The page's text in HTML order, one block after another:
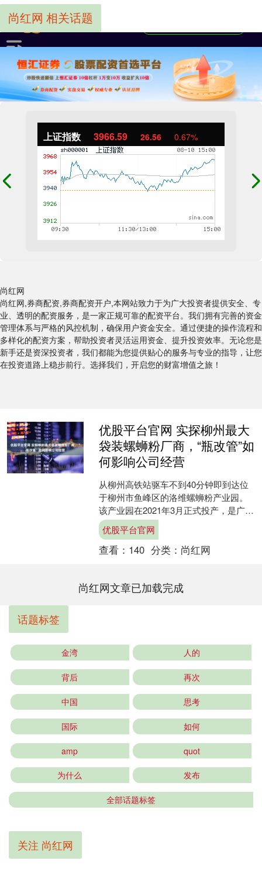
上证指数 3966.59 26.56 0.67%
尚红网
尚红网,券商配资,券商配资开户,本网站致力于为广大投资者提供安全、专
业、透明的配资服务，是一家正规可靠的配资平台。我们拥有完善的资金
管理体系与严格的风控机制，确保用户资金安全。通过便捷的操作流程和
多样化的配资方案，帮助投资者灵活运用资金、提升投资效率。无论您是
新手还是资深投资者，我们都能为您提供贴心的服务与专业的指导，让您
在投资道路上稳步前行。选择我们，开启您的财富增值之旅！
尚红网 相关话题
优股平台官网 实探柳州最大
袋装螺蛳粉厂商，“瓶改管”如
何影响公司经营
从柳州高铁站驱车不到40分钟即到达位
于柳州市鱼峰区的洛维螺蛳粉产业园。
该产业园在2021年3月正式投产，是广西
食品工业发展史上第一家大型袋装螺蛳
粉专业生产加工园....
优股平台官网
查看： 140 分类： 尚红网
尚红网文章已加载完成
话题标签
金湾 人的
背后 再次
中国 思考
国际 如何
amp quot
为什么 发布
全部话题标签
关注 尚红网